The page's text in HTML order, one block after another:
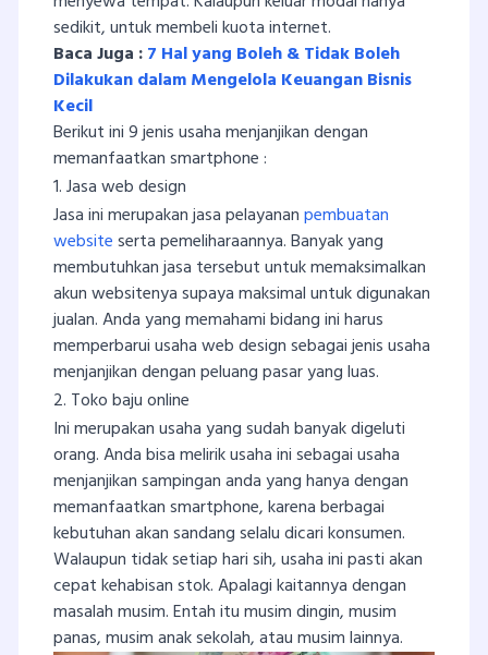
sedikit, untuk membeli kuota internet.
Baca Juga :7 Hal yang Boleh & Tidak Boleh
Dilakukan dalam Mengelola Keuangan Bisnis
Kecil
Berikut ini 9 jenis usaha menjanjikan dengan
memanfaatkan smartphone :
1. Jasa web design
Jasa ini merupakan jasa pelayananpembuatan
websiteserta pemeliharaannya. Banyak yang
membutuhkan jasa tersebut untuk memaksimalkan
akun websitenya supaya maksimal untuk digunakan
jualan. Anda yang memahami bidang ini harus
memperbarui usaha web design sebagai jenis usaha
menjanjikan dengan peluang pasar yang luas.
2. Toko baju online
Ini merupakan usaha yang sudah banyak digeluti
orang. Anda bisa melirik usaha ini sebagai usaha
menjanjikan sampingan anda yang hanya dengan
memanfaatkan smartphone, karena berbagai
kebutuhan akan sandang selalu dicari konsumen.
Walaupun tidak setiap hari sih, usaha ini pasti akan
cepat kehabisan stok. Apalagi kaitannya dengan
masalah musim. Entah itu musim dingin, musim
panas, musim anak sekolah, atau musim lainnya.